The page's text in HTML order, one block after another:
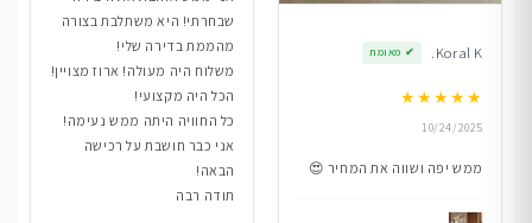
Koral K.
✔ מאומת
★★★★★
10/24/2025
ממש יפה ושווה את המחיר 😍
שבחרתי! היא משתלבת בצורה
מהממת בדירה שלי!
משלוח היה מעולה! ארוז מצויין!
הכל היה מקצועי!
כל החוויה היתה ממש נעימה!
אני כבר חושבת על רכישה
הבאה!
תודה רבה